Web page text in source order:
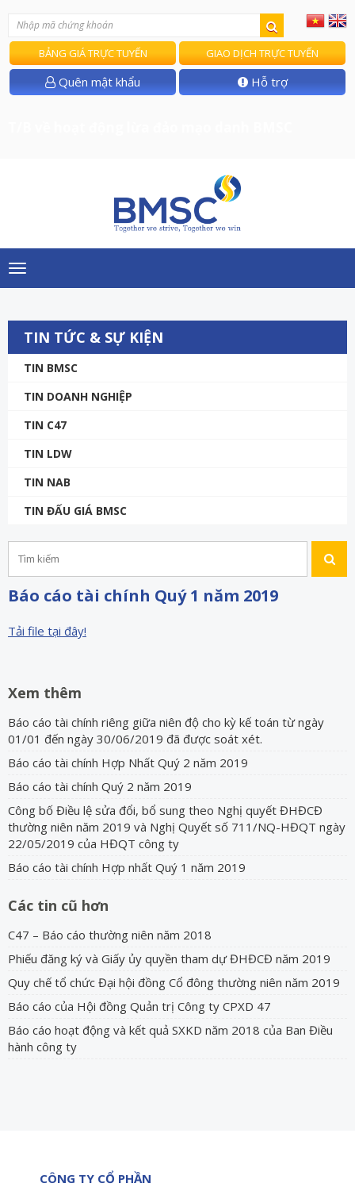
BẢNG GIÁ TRỰC TUYẾN GIAO DỊCH TRỰC TUYẾN
Quên mật khẩu Hỗ trợ
Toggle
navigation
TIN TỨC & SỰ KIỆN
TIN BMSC
TIN DOANH NGHIỆP
TIN C47
TIN LDW
TIN NAB
TIN ĐẤU GIÁ BMSC
Báo cáo tài chính Quý 1 năm 2019
Tải file tại đây!
Xem thêm
Báo cáo tài chính riêng giữa niên độ cho kỳ kế toán từ ngày
01/01 đến ngày 30/06/2019 đã được soát xét.
Báo cáo tài chính Hợp Nhất Quý 2 năm 2019
Báo cáo tài chính Quý 2 năm 2019
Công bố Điều lệ sửa đổi, bổ sung theo Nghị quyết ĐHĐCĐ
thường niên năm 2019 và Nghị Quyết số 711/NQ-HĐQT ngày
22/05/2019 của HĐQT công ty
Báo cáo tài chính Hợp nhất Quý 1 năm 2019
Các tin cũ hơn
C47 – Báo cáo thường niên năm 2018
Phiếu đăng ký và Giấy ủy quyền tham dự ĐHĐCĐ năm 2019
Quy chế tổ chức Đại hội đồng Cổ đông thường niên năm 2019
Báo cáo của Hội đồng Quản trị Công ty CPXD 47
Báo cáo hoạt động và kết quả SXKD năm 2018 của Ban Điều
hành công ty
CÔNG TY CỔ PHẦN